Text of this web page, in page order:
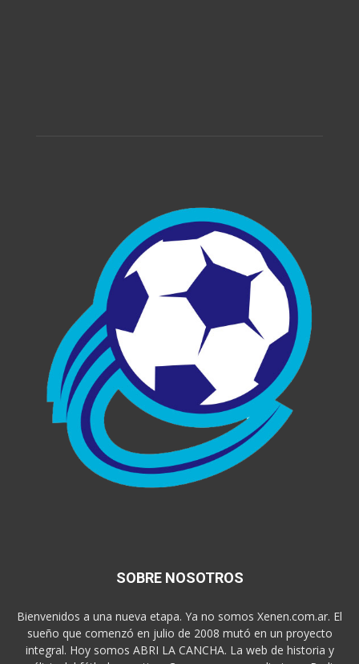
SOBRE NOSOTROS
Bienvenidos a una nueva etapa. Ya no somos Xenen.com.ar. El
sueño que comenzó en julio de 2008 mutó en un proyecto
integral. Hoy somos ABRI LA CANCHA. La web de historia y